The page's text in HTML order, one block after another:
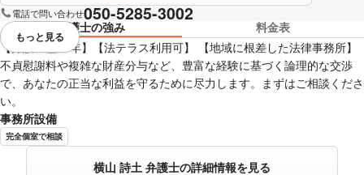
電話で問い合わせ050-5285-3002
弁護士の強み
料金表
【弁護士歴20年】【法テラス利用可】 【地域に根差した法律事務所】
不貞慰謝料や複雑な財産分与など、豊富な経験に基づく論理的な交渉
で、あなたの正当な利益を守るために尽力します。まずはご相談くださ
い。
事務所設備
完全個室で相談
横山 詩土 弁護士の詳細情報を見る
視覚的に省略されている要素を
もっと見る